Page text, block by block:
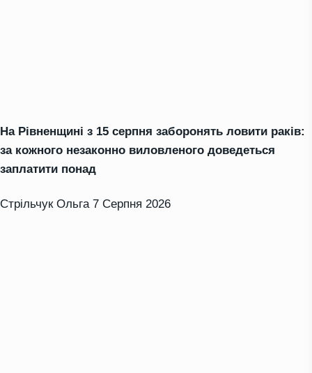
На Рівненщині з 15 серпня заборонять ловити раків:
за кожного незаконно виловленого доведеться
заплатити понад
Стрільчук Ольга 7 Серпня 2026